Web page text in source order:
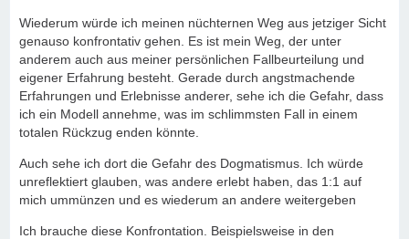
Wiederum würde ich meinen nüchternen Weg aus jetziger Sicht
genauso konfrontativ gehen. Es ist mein Weg, der unter
anderem auch aus meiner persönlichen Fallbeurteilung und
eigener Erfahrung besteht. Gerade durch angstmachende
Erfahrungen und Erlebnisse anderer, sehe ich die Gefahr, dass
ich ein Modell annehme, was im schlimmsten Fall in einem
totalen Rückzug enden könnte.
Auch sehe ich dort die Gefahr des Dogmatismus. Ich würde
unreflektiert glauben, was andere erlebt haben, das 1:1 auf
mich ummünzen und es wiederum an andere weitergeben
Ich brauche diese Konfrontation. Beispielsweise in den